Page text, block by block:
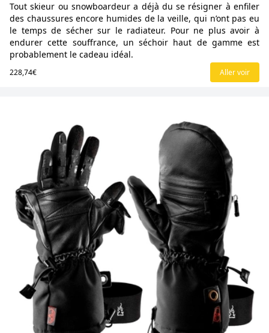
Tout skieur ou snowboardeur a déjà du se résigner à enfiler
des chaussures encore humides de la veille, qui n’ont pas eu
le temps de sécher sur le radiateur. Pour ne plus avoir à
endurer cette souffrance, un séchoir haut de gamme est
probablement le cadeau idéal.
228,74€ Aller voir